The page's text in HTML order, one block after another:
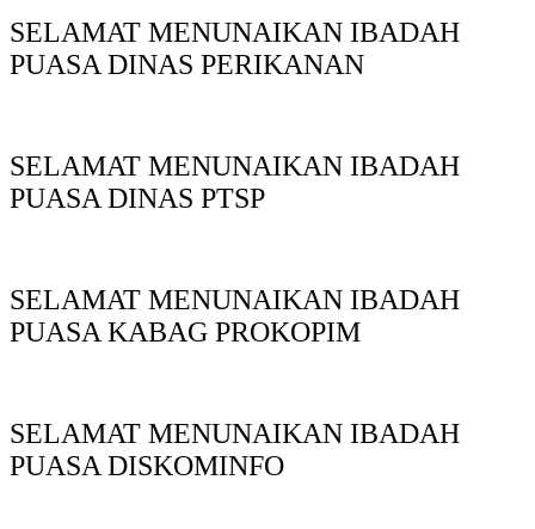
SELAMAT MENUNAIKAN IBADAH
PUASA DINAS PERIKANAN
SELAMAT MENUNAIKAN IBADAH
PUASA DINAS PTSP
SELAMAT MENUNAIKAN IBADAH
PUASA KABAG PROKOPIM
SELAMAT MENUNAIKAN IBADAH
PUASA DISKOMINFO